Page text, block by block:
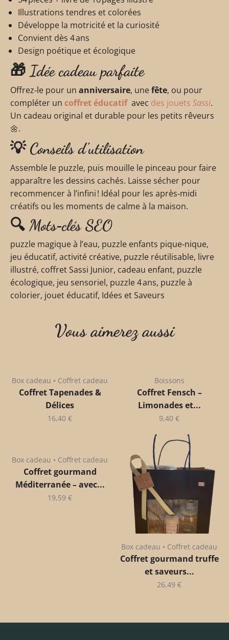
Illustrations tendres et colorées
Développe la motricité et la curiosité
Convient dès 4 ans
Design poétique et écologique
🎁 Idée cadeau parfaite
Offrez‑le pour un anniversaire, unefête, ou pour
compléter un coffret éducatifavec des jouets Sassi.
Un cadeau original et durable pour les petits rêveurs
🌼.
💡 Conseils d’utilisation
Assemble le puzzle, puis mouille le pinceau pour faire
apparaître les dessins cachés. Laisse sécher pour
recommencer à l’infini ! Idéal pour les après‑midi
créatifs ou les moments de calme à la maison.
🔍 Mots‑clés SEO
puzzle magique à l’eau, puzzle enfants pique‑nique,
jeu éducatif, activité créative, puzzle réutilisable, livre
illustré, coffret Sassi Junior, cadeau enfant, puzzle
écologique, jeu sensoriel, puzzle 4 ans, puzzle à
colorier, jouet éducatif, Idées et Saveurs
Vous aimerez aussi
Box cadeau • Coffret cadeau
Coffret Tapenades &
Délices
16,40 €
Boissons
Coffret Fensch –
Limonades et...
9,40 €
Box cadeau • Coffret cadeau
Coffret gourmand
Méditerranée – avec...
19,59 €
Box cadeau • Coffret cadeau
Coffret gourmand truffe
et saveurs...
26,49 €